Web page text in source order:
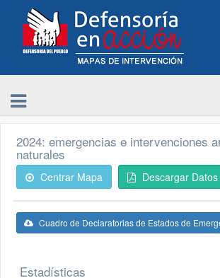
2024: emergencias e intervenciones
naturales
Centrar Mapa Descargar Datos
Cuadro de Declaratorias de Estados de
Estadísticas